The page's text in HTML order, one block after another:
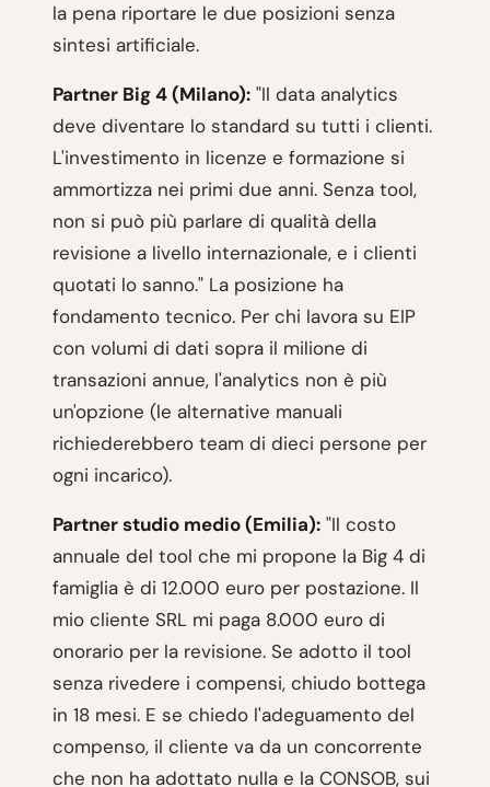
la pena riportare le due posizioni senza
sintesi artificiale.
Partner Big 4 (Milano): "Il data analytics
deve diventare lo standard su tutti i clienti.
L'investimento in licenze e formazione si
ammortizza nei primi due anni. Senza tool,
non si può più parlare di qualità della
revisione a livello internazionale, e i clienti
quotati lo sanno." La posizione ha
fondamento tecnico. Per chi lavora su EIP
con volumi di dati sopra il milione di
transazioni annue, l'analytics non è più
un'opzione (le alternative manuali
richiederebbero team di dieci persone per
ogni incarico).
Partner studio medio (Emilia): "Il costo
annuale del tool che mi propone la Big 4 di
famiglia è di 12.000 euro per postazione. Il
mio cliente SRL mi paga 8.000 euro di
onorario per la revisione. Se adotto il tool
senza rivedere i compensi, chiudo bottega
in 18 mesi. E se chiedo l'adeguamento del
compenso, il cliente va da un concorrente
che non ha adottato nulla e la CONSOB, sui